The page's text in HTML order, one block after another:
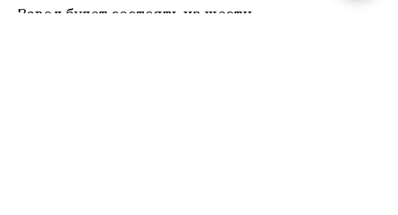
Завод будет состоять из шести